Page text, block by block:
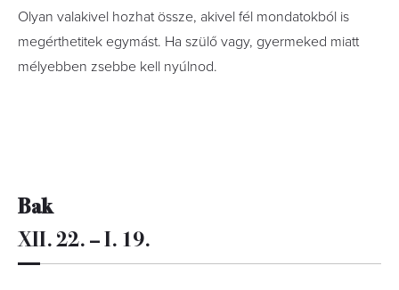
Olyan valakivel hozhat össze, akivel fél mondatokból is
megérthetitek egymást. Ha szülő vagy, gyermeked miatt
mélyebben zsebbe kell nyúlnod.
Bak
XII. 22. – I. 19.